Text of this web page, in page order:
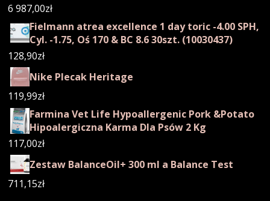
6 987,00zł
Fielmann atrea excellence 1 day toric -4.00 SPH,
Cyl. -1.75, Oś 170 & BC 8.6 30szt. (10030437)
128,90zł
Nike Plecak Heritage
119,99zł
Farmina Vet Life Hypoallergenic Pork &Potato
Hipoalergiczna Karma Dla Psów 2 Kg
117,00zł
Zestaw BalanceOil+ 300 ml a Balance Test
711,15zł